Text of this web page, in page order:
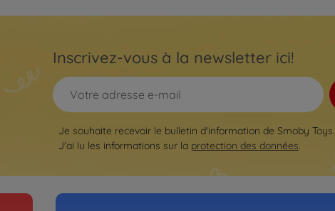
Inscrivez-vous à la newsletter ici!
Je souhaite recevoir le bulletin d'information de Smoby Toys.
J'ai lu les informations sur la protection des données.